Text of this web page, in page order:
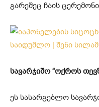
გარეშეც ჩაის
სავარჯიშო “ოქროს
ეს სასარგებლო